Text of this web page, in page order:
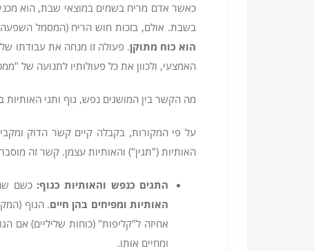
כאשר אדם מריח בשמים במוצאי שבת, הוא
בשבת. אולם, בזכות חוש הריח (המסמל
הוא כוח מתוקן. פעולה זו מנחה את עבודתו
האמצעי, ולכוון את כל פעולותיו לתנועה של
מה הקשר בין המושגים נפש, גוף ותגי האותיות
על פי המקורות, בקבלה קיים קשר הדוק
האותיות ("תגין") והאותיות עצמן. קשר זה
התגים כנפש והאותיות כגוף: כשם
האותיות ומפיחים בהן חיים. הגוף
אחיזה ל"קליפות" (כוחות שליליים) אם
ומחיים אותו.